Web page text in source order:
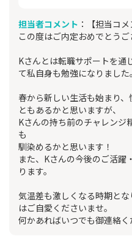
担当者コメント ：【担当コメ
この度はご内定おめでとうご
Kさんとは転職サポートを通
て私自身も勉強になりました。
春から新しい生活も始まり
ともあるかと思いますが、
Kさんの持ち前のチャレンジ
も
馴染めるかと思います！
また、Kさんの今後のご活躍
ります。
気温差も激しくなる時期と
はご自愛くださいませ。
何かあればいつでも御連絡く